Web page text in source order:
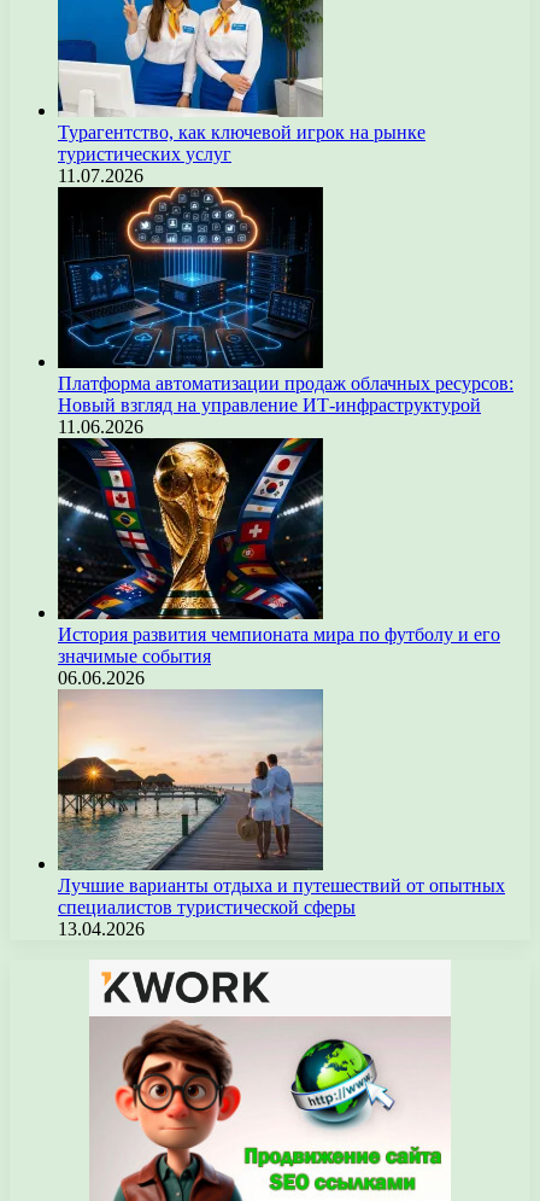
Турагентство, как ключевой игрок на рынке
туристических услуг
11.07.2026
Платформа автоматизации продаж облачных ресурсов:
Новый взгляд на управление ИТ-инфраструктурой
11.06.2026
История развития чемпионата мира по футболу и его
значимые события
06.06.2026
Лучшие варианты отдыха и путешествий от опытных
специалистов туристической сферы
13.04.2026